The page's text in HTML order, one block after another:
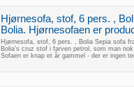
Hjørnesofa, stof, 6 pers. ,
Bolia. Hjørnesofaen er
Hjørnesofa, stof, 6 pers. , Bolia Sepia sofa
Bolia's cruz stof i farven petrol, som man
Sofaen er knap et år gammel - der er ingen